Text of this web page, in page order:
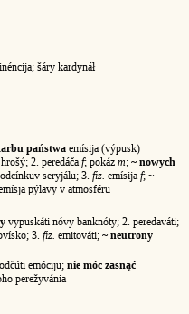
šáry kardynáł
państwa emísija (výpusk)
2. peredáča f; pokáz m; ~ nowych
seryjálu; 3. fiz. emísija f; ~
pýlavy v atmosféru
vypuskáti nóvy banknóty; 2. peredaváti;
3. fiz. emitováti; ~ neutrony
odčúti emóciju; nie móc zasnąć
perežyvánia